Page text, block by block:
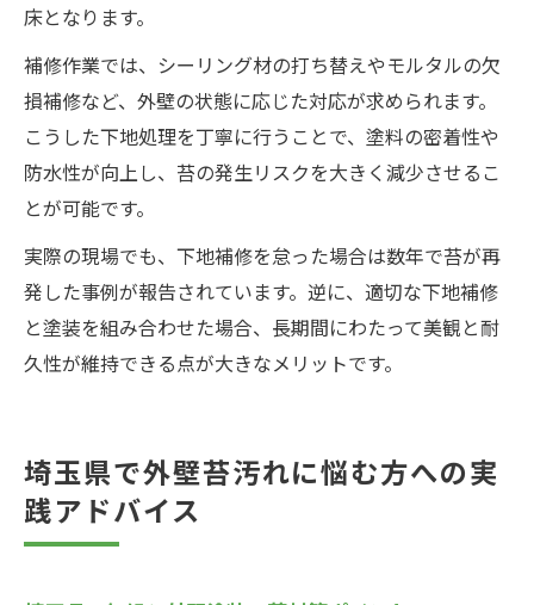
床となります。
補修作業では、シーリング材の打ち替えやモルタルの欠
損補修など、外壁の状態に応じた対応が求められます。
こうした下地処理を丁寧に行うことで、塗料の密着性や
防水性が向上し、苔の発生リスクを大きく減少させるこ
とが可能です。
実際の現場でも、下地補修を怠った場合は数年で苔が再
発した事例が報告されています。逆に、適切な下地補修
と塗装を組み合わせた場合、長期間にわたって美観と耐
久性が維持できる点が大きなメリットです。
埼玉県で外壁苔汚れに悩む方への実
践アドバイス